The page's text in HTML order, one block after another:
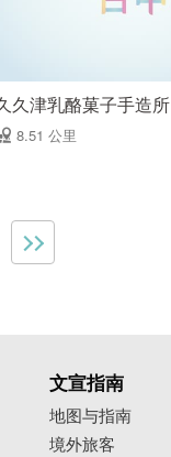
久津乳酪菓子手造所
8.51 公里
文宣指南
地图与指南
境外旅客